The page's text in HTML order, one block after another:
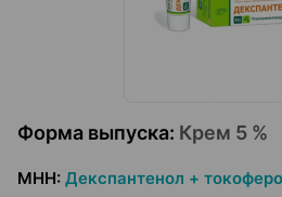
Форма выпуска: Крем 5 %
МНН: Декспантенол +